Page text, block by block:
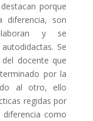
porque
diferencia, son
y se
Se
docente que
por la
al otro, ello
regidas por
como